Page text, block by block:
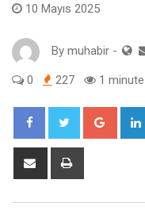
10 Mayıs 2025
By muhabir -
0 227 1
Share